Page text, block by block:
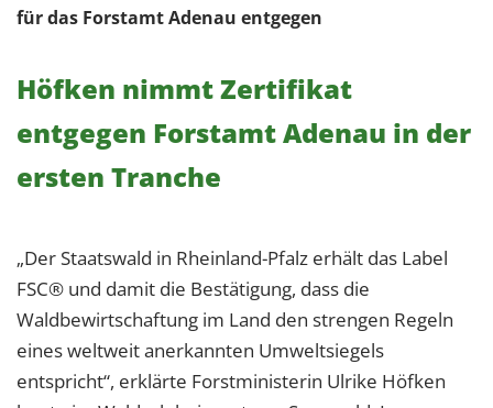
für das Forstamt Adenau entgegen
Höfken nimmt Zertifikat
entgegen Forstamt Adenau in der
ersten Tranche
„Der Staatswald in Rheinland-Pfalz erhält das Label
FSC® und damit die Bestätigung, dass die
Waldbewirtschaftung im Land den strengen Regeln
eines weltweit anerkannten Umweltsiegels
entspricht“, erklärte Forstministerin Ulrike Höfken
EXTERNE MEDIEN
Um Inhalte von Videoplattformen und Social Media
Plattformen anzeigen zu können, werden von
diesen externen Medien Cookies gesetzt.
Vimeo